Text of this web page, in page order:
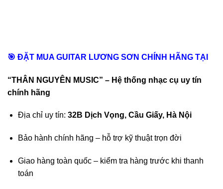
🎯 ĐẶT MUA GUITAR LƯƠNG SƠN CHÍNH HÃNG TẠI
“THÂN NGUYÊN MUSIC” – Hệ thống nhạc cụ uy tín
chính hãng
Địa chỉ uy tín: 32B Dịch Vọng, Cầu Giấy, Hà Nội
Bảo hành chính hãng – hỗ trợ kỹ thuật trọn đời
Giao hàng toàn quốc – kiểm tra hàng trước khi thanh
toán